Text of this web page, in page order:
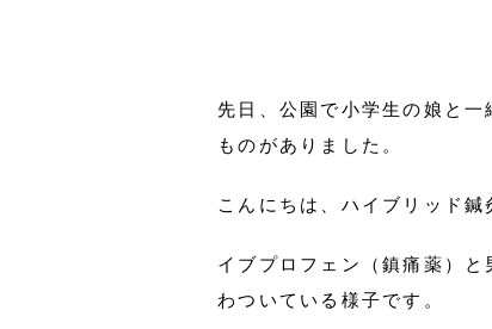
先日、公園で小学生の娘と
ものがありました。
こんにちは、ハイブリッド鍼
イブプロフェン（鎮痛薬）
わついている様子です。